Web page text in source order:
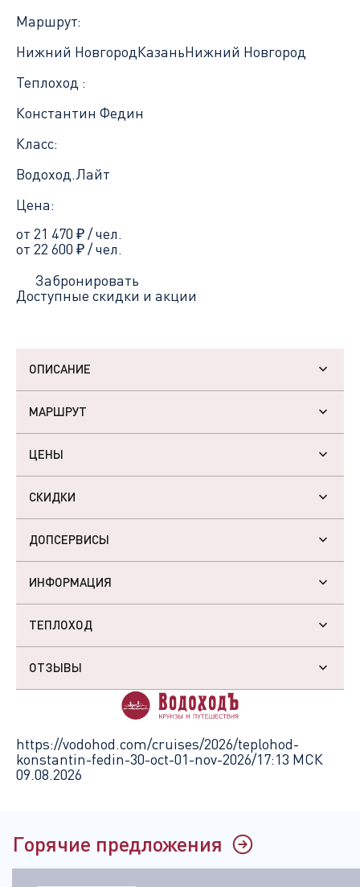
Маршрут:
Нижний НовгородКазаньНижний Новгород
Теплоход :
Константин Федин
Класс:
Водоход.Лайт
Цена:
от 21 470 ₽/ чел.
от 22 600 ₽/ чел.
Забронировать
Доступные скидки и акции
ОПИСАНИЕ
МАРШРУТ
ЦЕНЫ
СКИДКИ
ДОПСЕРВИСЫ
ИНФОРМАЦИЯ
ТЕПЛОХОД
ОТЗЫВЫ
https://vodohod.com/cruises/2026/teplohod-
konstantin-fedin-30-oct-01-nov-2026/17:13 МСК
09.08.2026
Горячие предложения